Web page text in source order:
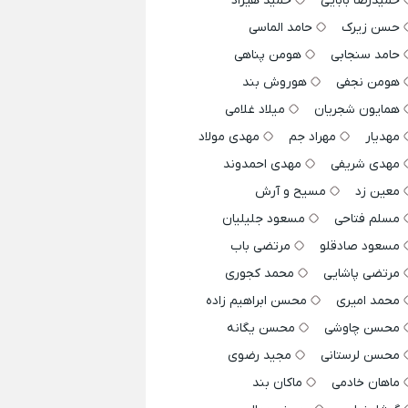
حسن زیرک
حامد الماسی
حامد سنجابی
هومن پناهی
هومن نجفی
هوروش بند
همایون شجریان
میلاد غلامی
مهدیار
مهراد جم
مهدی مولاد
مهدی شریفی
مهدی احمدوند
معین زد
مسیح و آرش
مسلم فتاحی
مسعود جلیلیان
مسعود صادقلو
مرتضی باب
مرتضی پاشایی
محمد کجوری
محمد امیری
محسن ابراهیم زاده
محسن چاوشی
محسن یگانه
محسن لرستانی
مجید رضوی
ماهان خادمی
ماکان بند